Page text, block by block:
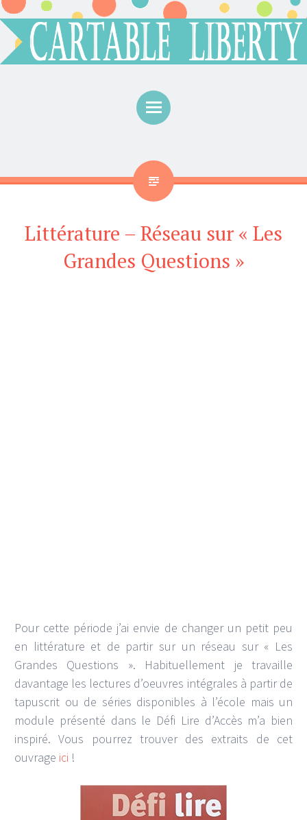
Littérature – Réseau sur « Les
Grandes Questions »
Pour cette période j’ai envie de changer un petit peu
en littérature et de partir sur un réseau sur « Les
Grandes Questions ». Habituellement je travaille
davantage les lectures d’oeuvres intégrales à partir de
tapuscrit ou de séries disponibles à l’école mais un
module présenté dans le Défi Lire d’Accès m’a bien
inspiré. Vous pourrez trouver des extraits de cet
ouvrage ici !